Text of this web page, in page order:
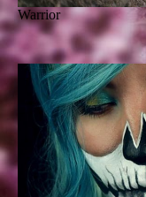
Warrior